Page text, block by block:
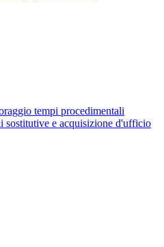
tempi procedimentali
sostitutive e acquisizione d'ufficio